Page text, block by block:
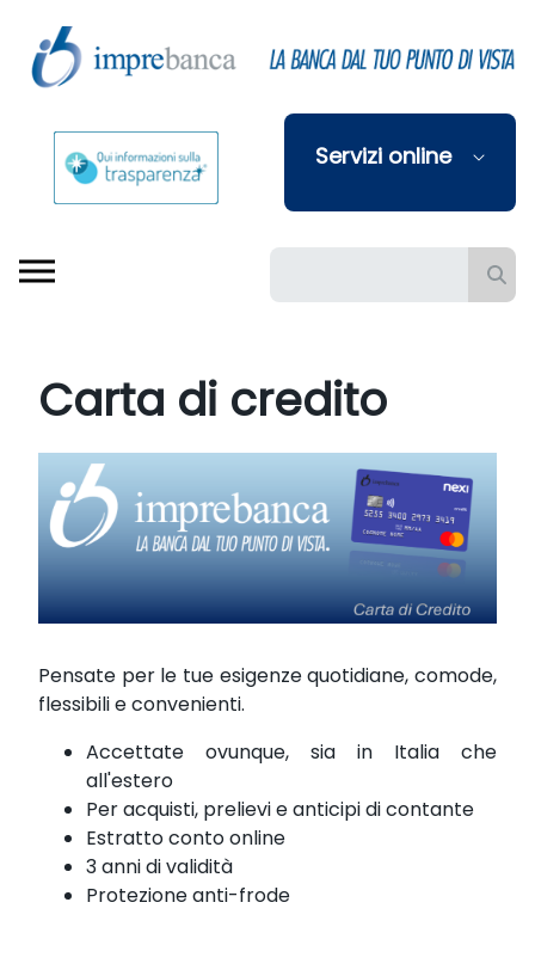
Skip to Main Content
Servizi online
Barra di ricerca
Carta di credito
Pensate per le tue esigenze quotidiane, comode,
flessibili e convenienti.
Accettate ovunque, sia in Italia che
all'estero
Per acquisti, prelievi e anticipi di contante
Estratto conto online
3 anni di validità
Protezione anti-frode